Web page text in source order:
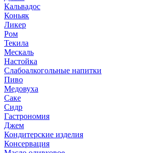
Кальвадос
Коньяк
Ликер
Ром
Текила
Мескаль
Настойка
Слабоалкогольные напитки
Пиво
Медовуха
Саке
Сидр
Гастрономия
Джем
Кондитерские изделия
Консервация